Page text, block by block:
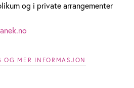
og i private arrangementer
OG MER INFORMASJON